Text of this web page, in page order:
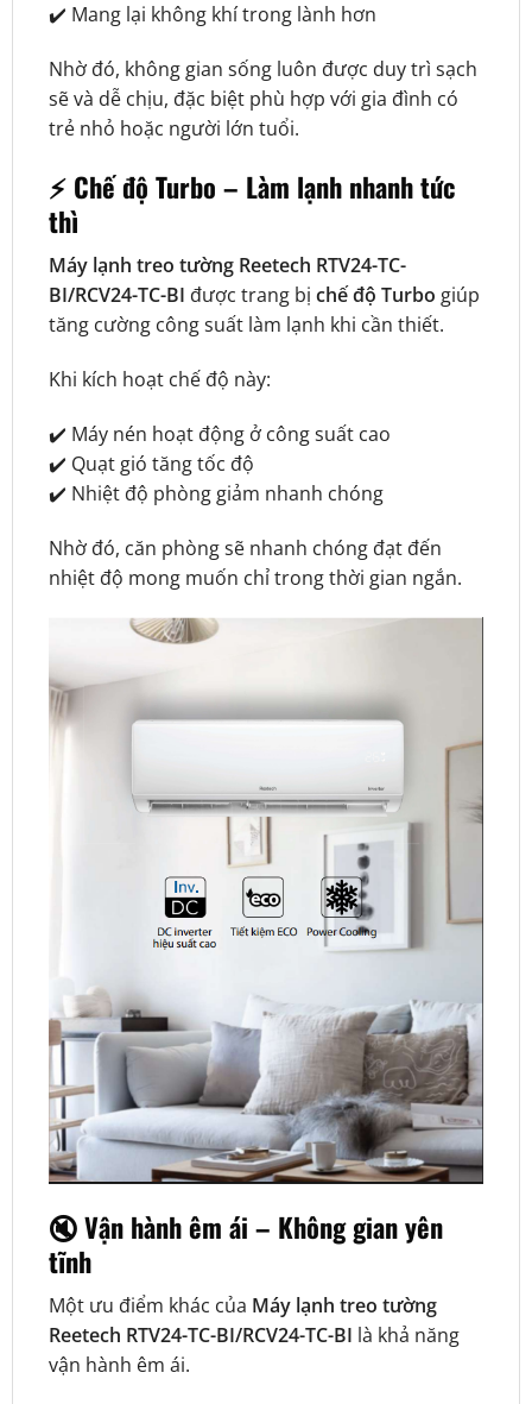
✔️ Mang lại không khí trong lành hơn
Nhờ đó, không gian sống luôn được duy trì sạch
sẽ và dễ chịu, đặc biệt phù hợp với gia đình có
trẻ nhỏ hoặc người lớn tuổi.
⚡ Chế độ Turbo – Làm lạnh nhanh tức
thì
Máy lạnh treo tường Reetech RTV24-TC-
BI/RCV24-TC-BI được trang bị chế độ Turbo giúp
tăng cường công suất làm lạnh khi cần thiết.
Khi kích hoạt chế độ này:
✔️ Máy nén hoạt động ở công suất cao
✔️ Quạt gió tăng tốc độ
✔️ Nhiệt độ phòng giảm nhanh chóng
Nhờ đó, căn phòng sẽ nhanh chóng đạt đến
nhiệt độ mong muốn chỉ trong thời gian ngắn.
🔇 Vận hành êm ái – Không gian yên
tĩnh
Một ưu điểm khác của Máy lạnh treo tường
Reetech RTV24-TC-BI/RCV24-TC-BI là khả năng
vận hành êm ái.